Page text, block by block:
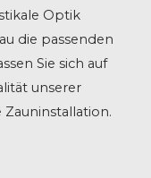
Optik
die passenden
Sie sich auf
unserer